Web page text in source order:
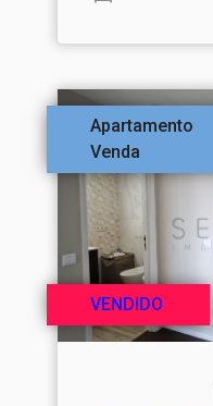
Apartamento
Venda
VENDIDO